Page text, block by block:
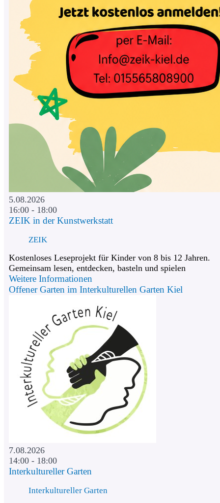
5.08.2026
16:00 - 18:00
ZEIK in der Kunstwerkstatt
ZEIK
Kostenloses Leseprojekt für Kinder von 8 bis 12 Jahren.
Gemeinsam lesen, entdecken, basteln und spielen
Weitere Informationen
Offener Garten im Interkulturellen Garten Kiel
7.08.2026
14:00 - 18:00
Interkultureller Garten
Interkultureller Garten